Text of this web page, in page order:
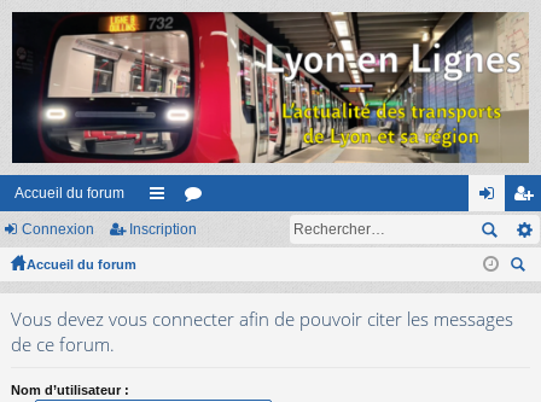
Accueil du forum
ac or on
ne
ns
cri
Connexion Inscription
Accueil du forum
ec
her
Vous devez vous connecter afin de pouvoir citer les messages
de ce forum.
Nom d’utilisateur :